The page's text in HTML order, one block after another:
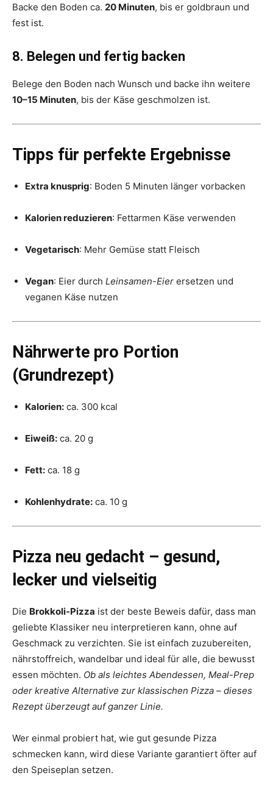
Backe den Boden ca. 20 Minuten, bis er goldbraun und
fest ist.
8. Belegen und fertig backen
Belege den Boden nach Wunsch und backe ihn weitere
10–15 Minuten, bis der Käse geschmolzen ist.
Tipps für perfekte Ergebnisse
Extra knusprig: Boden 5 Minuten länger vorbacken
Kalorien reduzieren: Fettarmen Käse verwenden
Vegetarisch: Mehr Gemüse statt Fleisch
Vegan: Eier durch Leinsamen-Eier ersetzen und
veganen Käse nutzen
Nährwerte pro Portion
(Grundrezept)
Kalorien: ca. 300 kcal
Eiweiß: ca. 20 g
Fett: ca. 18 g
Kohlenhydrate: ca. 10 g
Pizza neu gedacht – gesund,
lecker und vielseitig
Die Brokkoli-Pizza ist der beste Beweis dafür, dass man
geliebte Klassiker neu interpretieren kann, ohne auf
Geschmack zu verzichten. Sie ist einfach zuzubereiten,
nährstoffreich, wandelbar und ideal für alle, die bewusst
essen möchten. Ob als leichtes Abendessen, Meal-Prep
oder kreative Alternative zur klassischen Pizza – dieses
Rezept überzeugt auf ganzer Linie.
Wer einmal probiert hat, wie gut gesunde Pizza
schmecken kann, wird diese Variante garantiert öfter auf
den Speiseplan setzen.